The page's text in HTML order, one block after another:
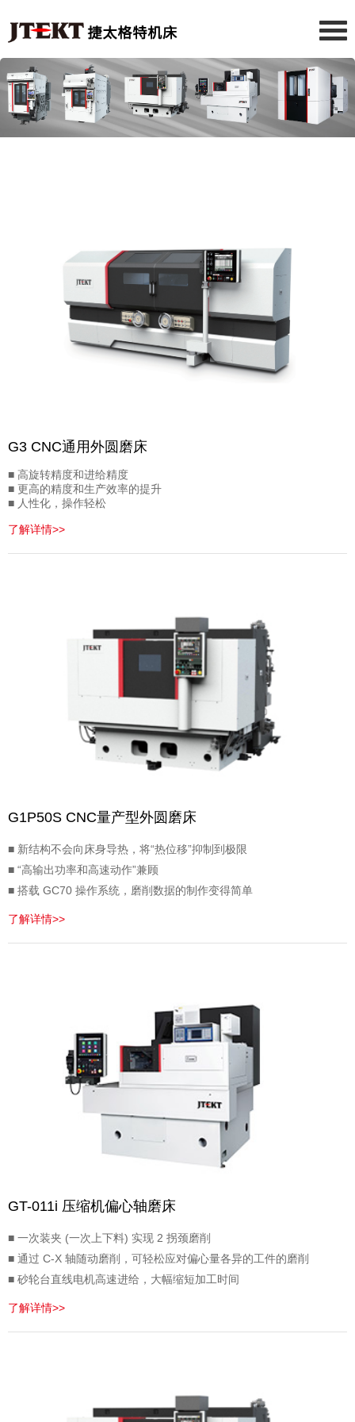
G3 CNC通用外圆磨床
■ 高旋转精度和进给精度
■ 更高的精度和生产效率的提升
■ 人性化，操作轻松
了解详情>>
G1P50S CNC量产型外圆磨床
■ 新结构不会向床身导热，将“热位移”抑制到极限
■ “高输出功率和高速动作”兼顾
■ 搭载 GC70 操作系统，磨削数据的制作变得简单
了解详情>>
GT-011i 压缩机偏心轴磨床
■ 一次装夹 (一次上下料) 实现 2 拐颈磨削
■ 通过 C-X 轴随动磨削，可轻松应对偏心量各异的工件的磨削
■ 砂轮台直线电机高速进给，大幅缩短加工时间
了解详情>>